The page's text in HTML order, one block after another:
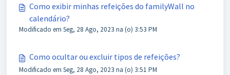
Como exibir minhas refeições do familyWall no
calendário?
Modificado em Seg, 28 Ago, 2023 na (o) 3:53 PM
Como ocultar ou excluir tipos de refeições?
Modificado em Seg, 28 Ago, 2023 na (o) 3:51 PM